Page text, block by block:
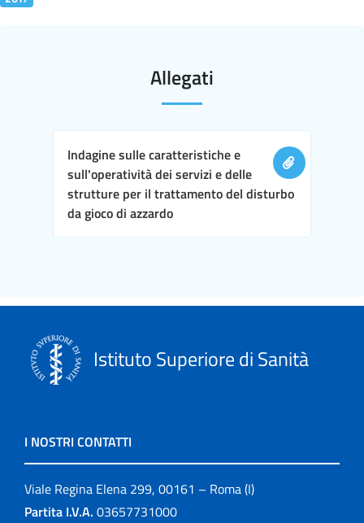
Allegati
Indagine sulle caratteristiche e
sull'operatività dei servizi e delle
strutture per il trattamento del disturbo
da gioco di azzardo
Istituto Superiore di Sanità
I NOSTRI CONTATTI
Viale Regina Elena 299, 00161 – Roma (I)
Partita I.V.A. 03657731000